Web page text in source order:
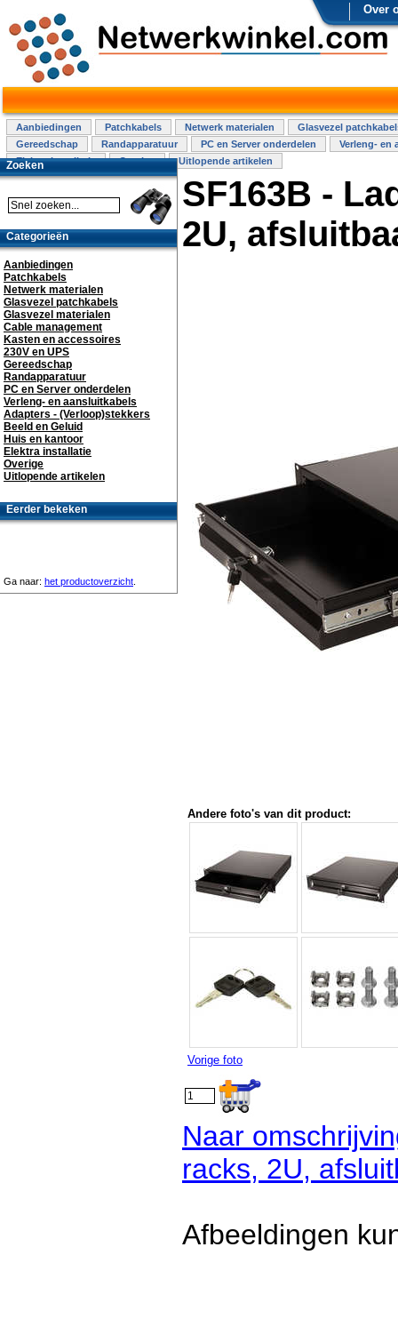
Over
Aanbiedingen Patchkabels Netwerk materialen
Glasvezel
Gereedschap
Randapparatuur PC en Server onderdelen
Verleng- en
Elektra installatie
Overige Uitlopende artikelen
SF163B -
2U,
Andere foto's van dit product:
Vorige foto
Naar
racks, 2U,
Afbeeldingen
Zoeken
Categorieën
Aanbiedingen
Patchkabels
Netwerk materialen
Glasvezel patchkabels
Glasvezel materialen
Cable management
Kasten en accessoires
230V en UPS
Gereedschap
Randapparatuur
PC en Server onderdelen
Verleng- en aansluitkabels
Adapters - (Verloop)stekkers
Beeld en Geluid
Huis en kantoor
Elektra installatie
Overige
Uitlopende artikelen
Eerder bekeken
Ga naar: het productoverzicht